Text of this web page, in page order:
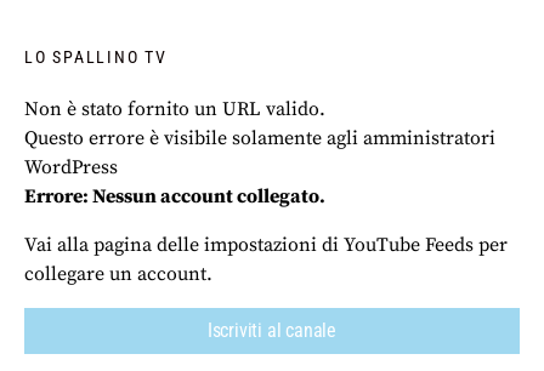
LO SPALLINO TV
Non è stato fornito un URL valido.
Questo errore è visibile solamente agli amministratori
WordPress
Errore: Nessun account collegato.
Vai alla pagina delle impostazioni di YouTube Feeds per
collegare un account.
Iscriviti al canale